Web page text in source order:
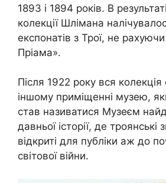
1893 і 1894 років. В
колекції Шлімана
експонатів з Трої, не рахуючи
Пріама».
Після 1922 року вся
іншому приміщенні музею,
став називатися Музеєм
давньої історії, де троянські
відкриті для публіки аж до
світової війни.